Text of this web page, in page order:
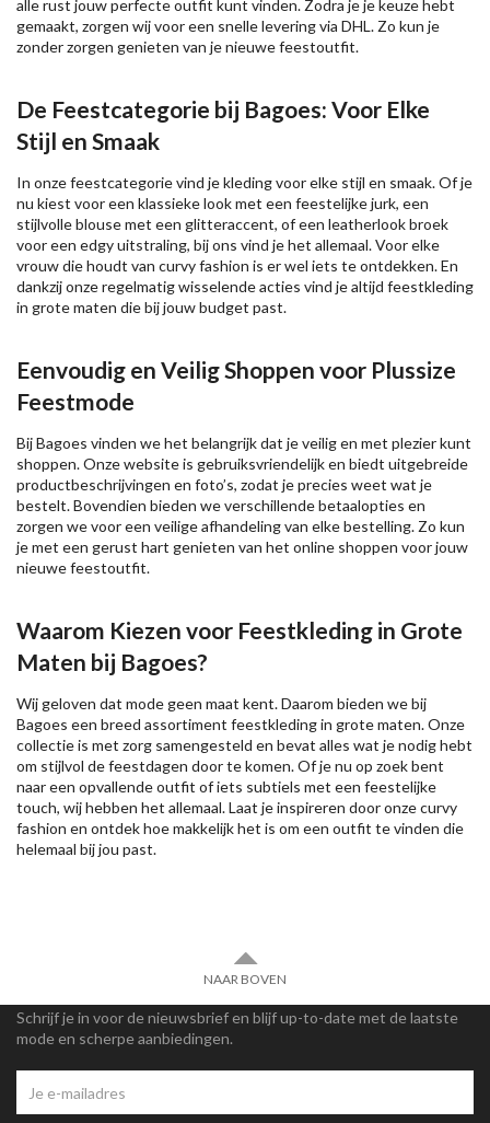
alle rust jouw perfecte outfit kunt vinden. Zodra je je keuze hebt
gemaakt, zorgen wij voor een snelle levering via DHL. Zo kun je
zonder zorgen genieten van je nieuwe feestoutfit.
De Feestcategorie bij Bagoes: Voor Elke
Stijl en Smaak
In onze feestcategorie vind je kleding voor elke stijl en smaak. Of je
nu kiest voor een klassieke look met een feestelijke jurk, een
stijlvolle blouse met een glitteraccent, of een leatherlook broek
voor een edgy uitstraling, bij ons vind je het allemaal. Voor elke
vrouw die houdt van curvy fashion is er wel iets te ontdekken. En
dankzij onze regelmatig wisselende acties vind je altijd feestkleding
in grote maten die bij jouw budget past.
Eenvoudig en Veilig Shoppen voor Plussize
Feestmode
Bij Bagoes vinden we het belangrijk dat je veilig en met plezier kunt
shoppen. Onze website is gebruiksvriendelijk en biedt uitgebreide
productbeschrijvingen en foto’s, zodat je precies weet wat je
bestelt. Bovendien bieden we verschillende betaalopties en
zorgen we voor een veilige afhandeling van elke bestelling. Zo kun
je met een gerust hart genieten van het online shoppen voor jouw
nieuwe feestoutfit.
Waarom Kiezen voor Feestkleding in Grote
Maten bij Bagoes?
Wij geloven dat mode geen maat kent. Daarom bieden we bij
Bagoes een breed assortiment feestkleding in grote maten. Onze
collectie is met zorg samengesteld en bevat alles wat je nodig hebt
om stijlvol de feestdagen door te komen. Of je nu op zoek bent
naar een opvallende outfit of iets subtiels met een feestelijke
touch, wij hebben het allemaal. Laat je inspireren door onze curvy
fashion en ontdek hoe makkelijk het is om een outfit te vinden die
helemaal bij jou past.
NAAR BOVEN
Schrijf je in voor de nieuwsbrief en blijf up-to-date met de laatste
mode en scherpe aanbiedingen.